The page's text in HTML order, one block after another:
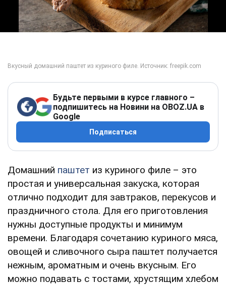
Будьте первыми в курсе главного –
подпишитесь на Новини на OBOZ.UA в
Google
Подписаться
Домашний паштет из куриного филе – это
простая и универсальная закуска, которая
отлично подходит для завтраков, перекусов и
праздничного стола. Для его приготовления
нужны доступные продукты и минимум
времени. Благодаря сочетанию куриного мяса,
овощей и сливочного сыра паштет получается
нежным, ароматным и очень вкусным. Его
можно подавать с тостами, хрустящим хлебом